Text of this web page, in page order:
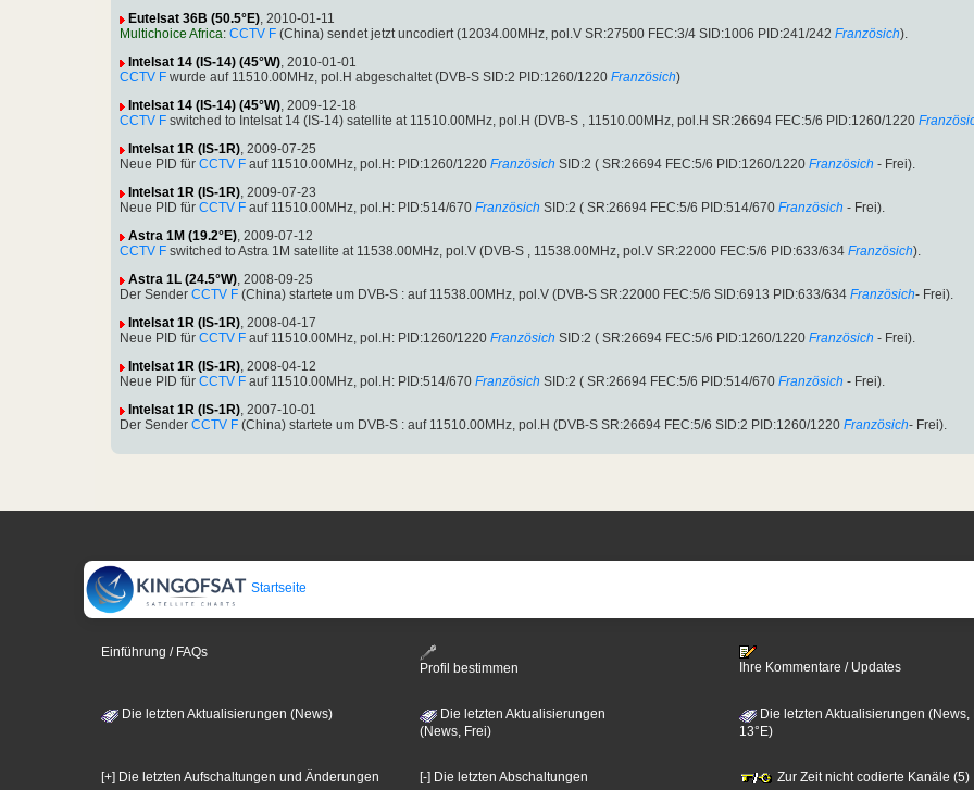
Eutelsat 36B (50.5°E), 2010-01-11
Multichoice Africa: CCTV F (China) sendet jetzt uncodiert (12034.00MHz, pol.V SR:27500 FEC:3/4 SID:1006 PID:241/242 Französich).
Intelsat 14 (IS-14) (45°W), 2010-01-01
CCTV F wurde auf 11510.00MHz, pol.H abgeschaltet (DVB-S SID:2 PID:1260/1220 Französich)
Intelsat 14 (IS-14) (45°W), 2009-12-18
CCTV F switched to Intelsat 14 (IS-14) satellite at 11510.00MHz, pol.H (DVB-S , 11510.00MHz, pol.H SR:26694 FEC:5/6 PID:1260/1220
Intelsat 1R (IS-1R), 2009-07-25
Neue PID für CCTV F auf 11510.00MHz, pol.H: PID:1260/1220 Französich SID:2 ( SR:26694 FEC:5/6 PID:1260/1220 Französich - Frei).
Intelsat 1R (IS-1R), 2009-07-23
Neue PID für CCTV F auf 11510.00MHz, pol.H: PID:514/670 Französich SID:2 ( SR:26694 FEC:5/6 PID:514/670 Französich - Frei).
Astra 1M (19.2°E), 2009-07-12
CCTV F switched to Astra 1M satellite at 11538.00MHz, pol.V (DVB-S , 11538.00MHz, pol.V SR:22000 FEC:5/6 PID:633/634 Französich).
Astra 1L (24.5°W), 2008-09-25
Der Sender CCTV F (China) startete um DVB-S : auf 11538.00MHz, pol.V (DVB-S SR:22000 FEC:5/6 SID:6913 PID:633/634 Französich- Frei).
Intelsat 1R (IS-1R), 2008-04-17
Neue PID für CCTV F auf 11510.00MHz, pol.H: PID:1260/1220 Französich SID:2 ( SR:26694 FEC:5/6 PID:1260/1220 Französich - Frei).
Intelsat 1R (IS-1R), 2008-04-12
Neue PID für CCTV F auf 11510.00MHz, pol.H: PID:514/670 Französich SID:2 ( SR:26694 FEC:5/6 PID:514/670 Französich - Frei).
Intelsat 1R (IS-1R), 2007-10-01
Der Sender CCTV F (China) startete um DVB-S : auf 11510.00MHz, pol.H (DVB-S SR:26694 FEC:5/6 SID:2 PID:1260/1220 Französich- Frei).
Startseite
Einführung / FAQs
Profil bestimmen
Ihre Kommentare / Updates
Die letzten Aktualisierungen (News)
Die letzten Aktualisierungen
(News, Frei)
Die letzten Aktualisierungen (News,
13°E)
[+] Die letzten Aufschaltungen und Änderungen [-] Die letzten Abschaltungen Zur Zeit nicht codierte Kanäle (5)